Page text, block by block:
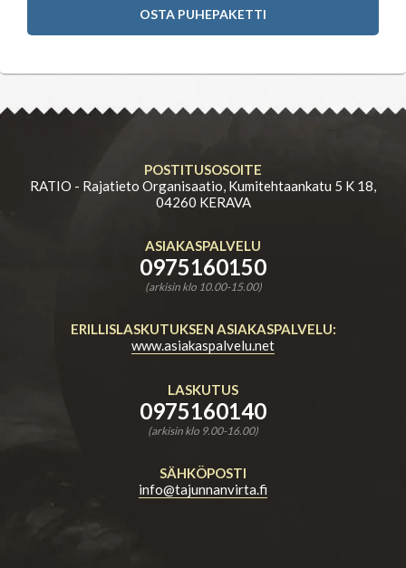
OSTA PUHEPAKETTI
POSTITUSOSOITE
RATIO - Rajatieto Organisaatio, Kumitehtaankatu 5 K 18,
04260 KERAVA
ASIAKASPALVELU
0975160150
(arkisin klo 10.00-15.00)
ERILLISLASKUTUKSEN ASIAKASPALVELU:
www.asiakaspalvelu.net
LASKUTUS
0975160140
(arkisin klo 9.00-16.00)
SÄHKÖPOSTI
info@tajunnanvirta.fi